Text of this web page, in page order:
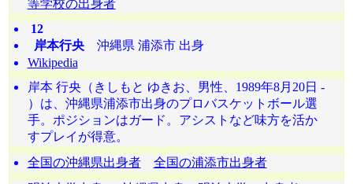
等学校の出身者
12
岸本行央沖縄県 浦添市 出身
Wikipedia
岸本 行央（きしもと ゆきお、男性、1989年8月20日 -
）は、沖縄県浦添市出身のプロバスケットボール選
手。ポジションはガード。アシストなど味方を活か
すプレイが得意。
全国の沖縄県出身者
全国の浦添市出身者